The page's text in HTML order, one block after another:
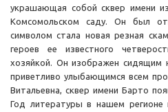
украшающая собой сквер имени
Комсомольском саду. Он был
символом стала новая резная
героев ее известного
хозяйкой. Он изображен сидящим
приветливо улыбающимся всем
Витальевна, сквер имени Барто
Год литературы в нашем регионе